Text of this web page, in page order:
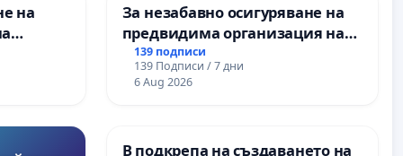
Момин проход
на
За незабавно осигуряване на
предвидима организация на
учебния процес и гарантиране
на правото на равнопоставено
и качествено образование на
139 подписи
139 Подписи / 7 дни
6 Aug 2026
В подкрепа на създаването на